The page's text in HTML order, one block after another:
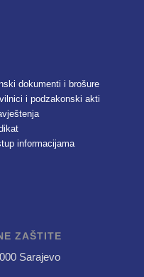
dokumenti i brošure
i podzakonski akti
informacijama
ZAŠTITE
Sarajevo